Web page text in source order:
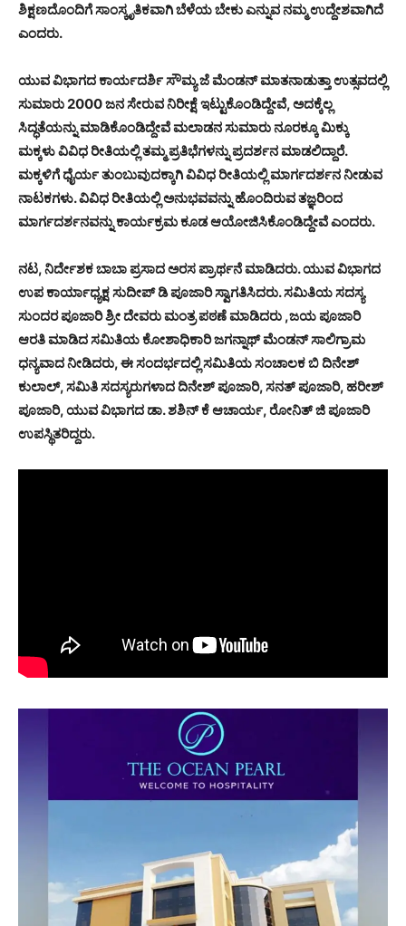
ಶಿಕ್ಷಣದೊಂದಿಗೆ ಸಾಂಸ್ಕೃತಿಕವಾಗಿ ಬೆಳೆಯ ಬೇಕು ಎನ್ನುವ ನಮ್ಮ ಉದ್ದೇಶವಾಗಿದೆ
ಎಂದರು.
ಯುವ ವಿಭಾಗದ ಕಾರ್ಯದರ್ಶಿ ಸೌಮ್ಯ ಜೆ ಮೆಂಡನ್ ಮಾತನಾಡುತ್ತಾ ಉತ್ಸವದಲ್ಲಿ
ಸುಮಾರು 2000 ಜನ ಸೇರುವ ನಿರೀಕ್ಷೆ ಇಟ್ಟುಕೊಂಡಿದ್ದೇವೆ, ಅದಕ್ಕೆಲ್ಲ
ಸಿದ್ಧತೆಯನ್ನು ಮಾಡಿಕೊಂಡಿದ್ದೇವೆ ಮಲಾಡನ ಸುಮಾರು ನೂರಕ್ಕೂ ಮಿಕ್ಕು
ಮಕ್ಕಳು ವಿವಿಧ ರೀತಿಯಲ್ಲಿ ತಮ್ಮ ಪ್ರತಿಭೆಗಳನ್ನು ಪ್ರದರ್ಶನ ಮಾಡಲಿದ್ದಾರೆ.
ಮಕ್ಕಳಿಗೆ ಧೈರ್ಯ ತುಂಬುವುದಕ್ಕಾಗಿ ವಿವಿಧ ರೀತಿಯಲ್ಲಿ ಮಾರ್ಗದರ್ಶನ ನೀಡುವ
ನಾಟಕಗಳು. ವಿವಿಧ ರೀತಿಯಲ್ಲಿ ಅನುಭವವನ್ನು ಹೊಂದಿರುವ ತಜ್ಞರಿಂದ
ಮಾರ್ಗದರ್ಶನವನ್ನು ಕಾರ್ಯಕ್ರಮ ಕೂಡ ಆಯೋಜಿಸಿಕೊಂಡಿದ್ದೇವೆ ಎಂದರು.
ನಟ, ನಿರ್ದೇಶಕ ಬಾಬಾ ಪ್ರಸಾದ ಅರಸ ಪ್ರಾರ್ಥನೆ ಮಾಡಿದರು. ಯುವ ವಿಭಾಗದ
ಉಪ ಕಾರ್ಯಾಧ್ಯಕ್ಷ ಸುದೀಪ್ ಡಿ ಪೂಜಾರಿ ಸ್ವಾಗತಿಸಿದರು. ಸಮಿತಿಯ ಸದಸ್ಯ
ಸುಂದರ ಪೂಜಾರಿ ಶ್ರೀ ದೇವರು ಮಂತ್ರ ಪಠಣೆ ಮಾಡಿದರು ,ಜಯ ಪೂಜಾರಿ
ಆರತಿ ಮಾಡಿದ ಸಮಿತಿಯ ಕೋಶಾಧಿಕಾರಿ ಜಗನ್ನಾಥ್ ಮೆಂಡನ್ ಸಾಲಿಗ್ರಾಮ
ಧನ್ಯವಾದ ನೀಡಿದರು, ಈ ಸಂದರ್ಭದಲ್ಲಿ ಸಮಿತಿಯ ಸಂಚಾಲಕ ಬಿ ದಿನೇಶ್
ಕುಲಾಲ್, ಸಮಿತಿ ಸದಸ್ಯರುಗಳಾದ ದಿನೇಶ್ ಪೂಜಾರಿ, ಸನತ್ ಪೂಜಾರಿ, ಹರೀಶ್
ಪೂಜಾರಿ, ಯುವ ವಿಭಾಗದ ಡಾ. ಶಶಿನ್ ಕೆ ಆಚಾರ್ಯ, ರೋನಿತ್ ಜಿ ಪೂಜಾರಿ
ಉಪಸ್ಥಿತರಿದ್ದರು.